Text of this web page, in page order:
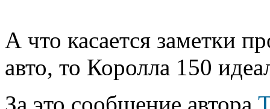
А что касается заметки
авто, то Королла 150